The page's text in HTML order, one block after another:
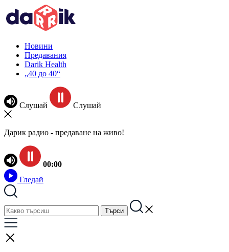
Новини
Предавания
Darik Health
„40 до 40“
Слушай Слушай
Дарик радио - предаване на живо!
00:00
Гледай